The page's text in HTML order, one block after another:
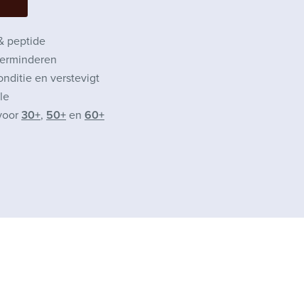
peptide
en verstevigt
30+, 50+en 60+